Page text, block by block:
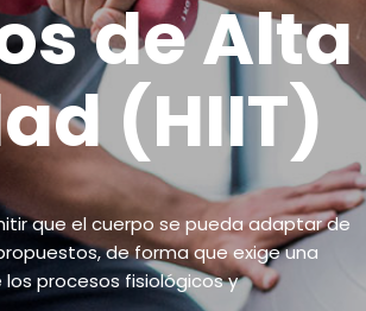
de Alta
(HIIT)
que el cuerpo se pueda adaptar de
de forma que exige una
procesos fisiológicos y